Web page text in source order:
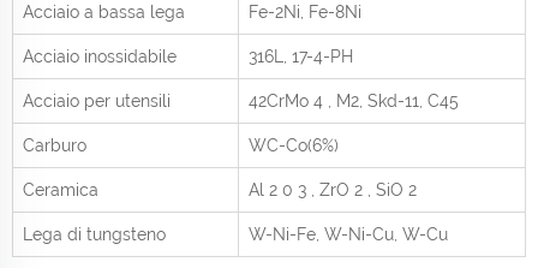
Acciaio a bassa lega Fe-2Ni, Fe-8Ni
Acciaio inossidabile 316L, 17-4-PH
Acciaio per utensili 42CrMo 4 , M2, Skd-11, C45
Carburo WC-Co(6%)
Ceramica Al 2 0 3 , ZrO 2 , SiO 2
Lega di tungsteno W-Ni-Fe, W-Ni-Cu, W-Cu